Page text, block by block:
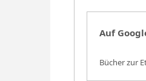
Auf
Bücher zur